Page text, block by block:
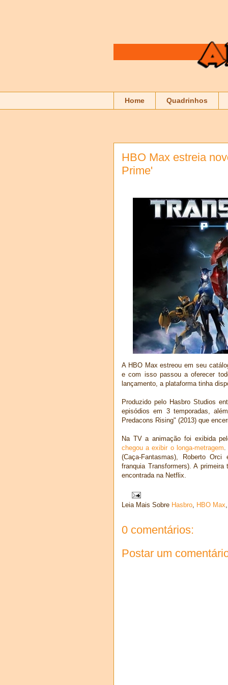
Home Quadrinhos
HBO Max estreia
Prime'
A HBO Max estreou em seu
e com isso passou a oferecer
lançamento, a plataforma tinha
Produzido pelo Hasbro Studios
episódios em 3 temporadas,
Predacons Rising" (2013) que
Na TV a animação foi exibida
chegou a exibir o longa-metragem
(Caça-Fantasmas), Roberto
franquia Transformers). A
encontrada na Netflix.
Leia Mais Sobre Hasbro, HBO Max,
0 comentários:
Postar um